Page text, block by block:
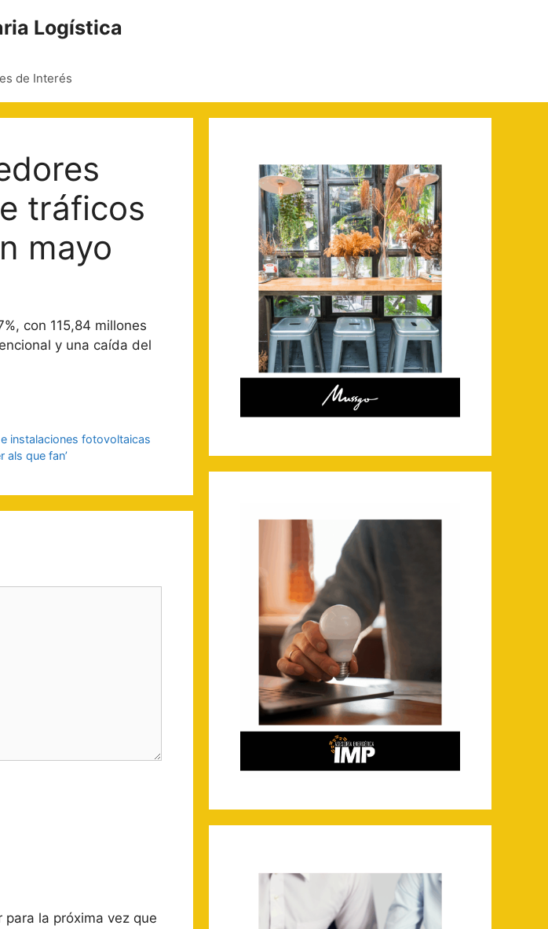
Logística
de Interés
tráficos
mayo
con 115,84 millones
y una caída del
instalaciones fotovoltaicas
als que fan’
la próxima vez que